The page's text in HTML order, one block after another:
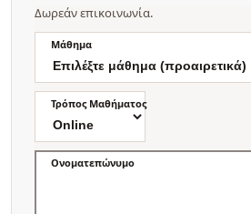
Δωρεάν επικοινωνία.
Μάθημα
Τρόπος Μαθήματος
Ονοματεπώνυμο